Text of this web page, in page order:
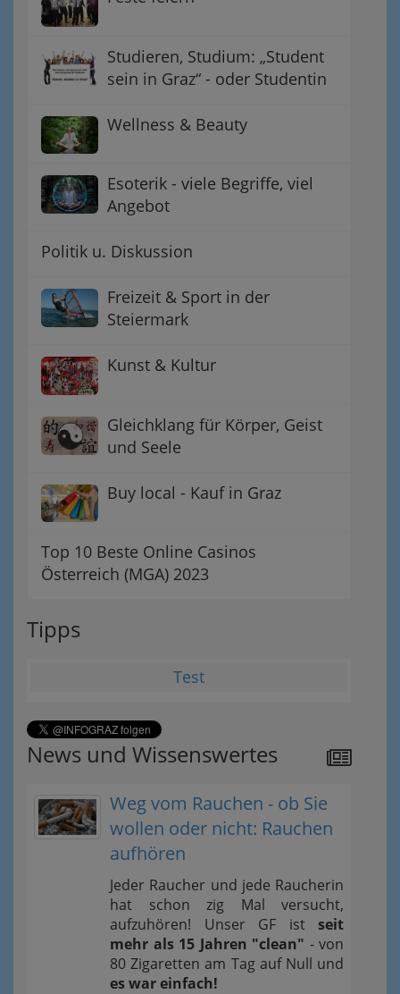
Studieren, Studium: „Student
sein in Graz“ - oder Studentin
Wellness & Beauty
Esoterik - viele Begriffe, viel
Angebot
Politik u. Diskussion
Freizeit & Sport in der
Steiermark
Kunst & Kultur
Gleichklang für Körper, Geist
und Seele
Buy local - Kauf in Graz
Top 10 Beste Online Casinos
Österreich (MGA) 2023
Tipps
Test
News und Wissenswertes
Weg vom Rauchen - ob Sie
wollen oder nicht: Rauchen
aufhören
Jeder Raucher und jede Raucherin
hat schon zig Mal versucht,
aufzuhören! Unser GF ist seit
mehr als 15 Jahren "clean" - von
80 Zigaretten am Tag auf Null und
es war einfach!